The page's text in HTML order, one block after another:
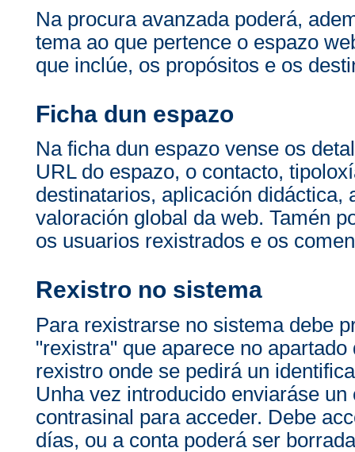
Na procura avanzada poderá,
tema ao que pertence o espazo
que inclúe, os propósitos e os
Ficha dun espazo
Na ficha dun espazo vense os
URL do espazo, o contacto,
destinatarios, aplicación didáctica,
valoración global da web. Tamén
os usuarios rexistrados e os
Rexistro no sistema
Para rexistrarse no sistema debe
"rexistra" que aparece no
rexistro onde se pedirá un
Unha vez introducido enviaráse
contrasinal para acceder. Debe
días, ou a conta poderá ser